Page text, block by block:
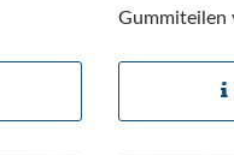
Gummiteilen